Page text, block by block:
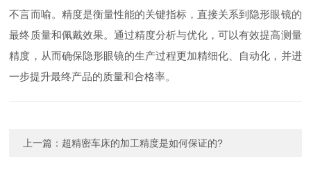
不言而喻。精度是衡量性能的关键指标，直接关系到隐形眼镜的
最终质量和佩戴效果。通过精度分析与优化，可以有效提高测量
精度，从而确保隐形眼镜的生产过程更加精细化、自动化，并进
一步提升最终产品的质量和合格率。
上一篇： 超精密车床的加工精度是如何保证的?